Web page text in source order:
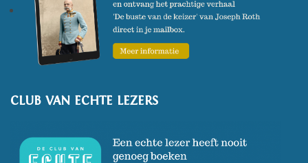
CLUB VAN ECHTE LEZERS